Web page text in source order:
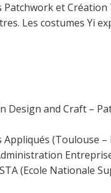
Patchwork et Création
Les costumes Yi
Design and Craft –
Appliqués (Toulouse –
(Ecole Nationale